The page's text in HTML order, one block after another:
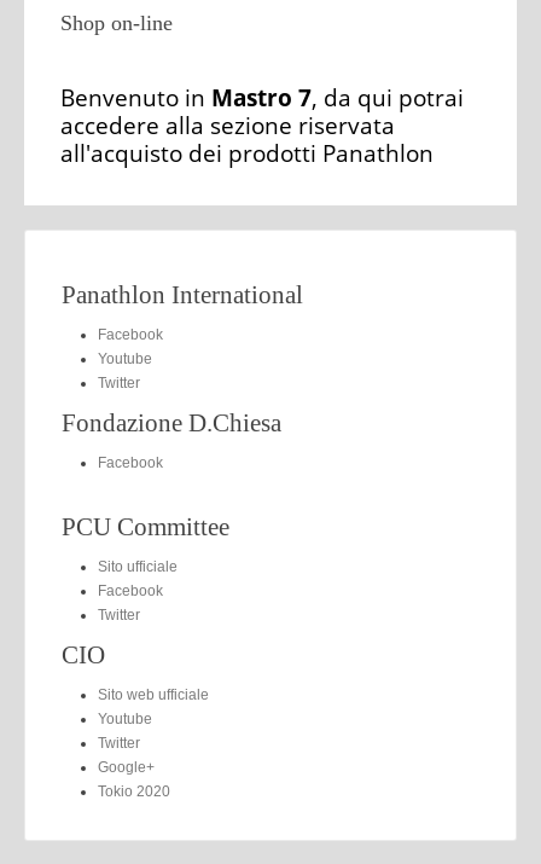
Shop on-line
Benvenuto in Mastro 7, da qui potrai
accedere alla sezione riservata
all'acquisto dei prodotti Panathlon
Panathlon International
Facebook
Youtube
Twitter
Fondazione D.Chiesa
Facebook
PCU Committee
Sito ufficiale
Facebook
Twitter
CIO
Sito web ufficiale
Youtube
Twitter
Google+
Tokio 2020